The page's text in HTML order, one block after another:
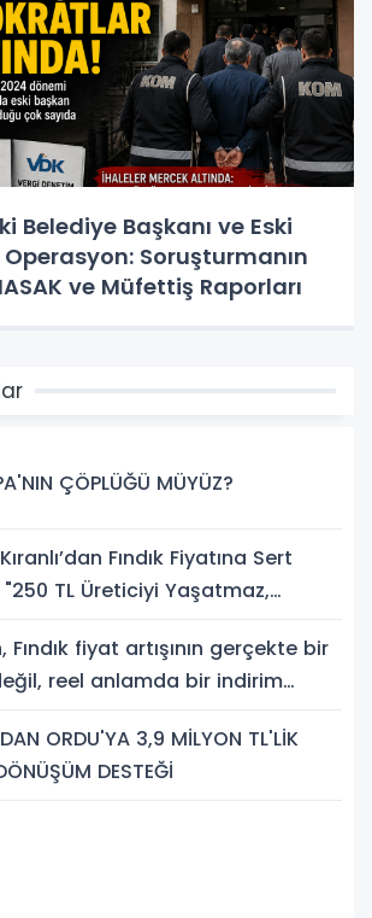
Belediye Başkanı ve Eski
Soruşturmanın
ve Müfettiş Raporları
ÇÖPLÜĞÜ MÜYÜZ?
Fındık Fiyatına Sert
"250 TL Üreticiyi Yaşatmaz,
Fındık fiyat artışının gerçekte bir
reel anlamda bir indirim
ORDU'YA 3,9 MİLYON TL'LİK
DESTEĞİ